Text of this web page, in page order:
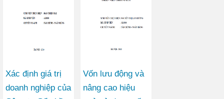
Xác định giá trị
doanh nghiệp của
Vốn lưu động và
nâng cao hiệu